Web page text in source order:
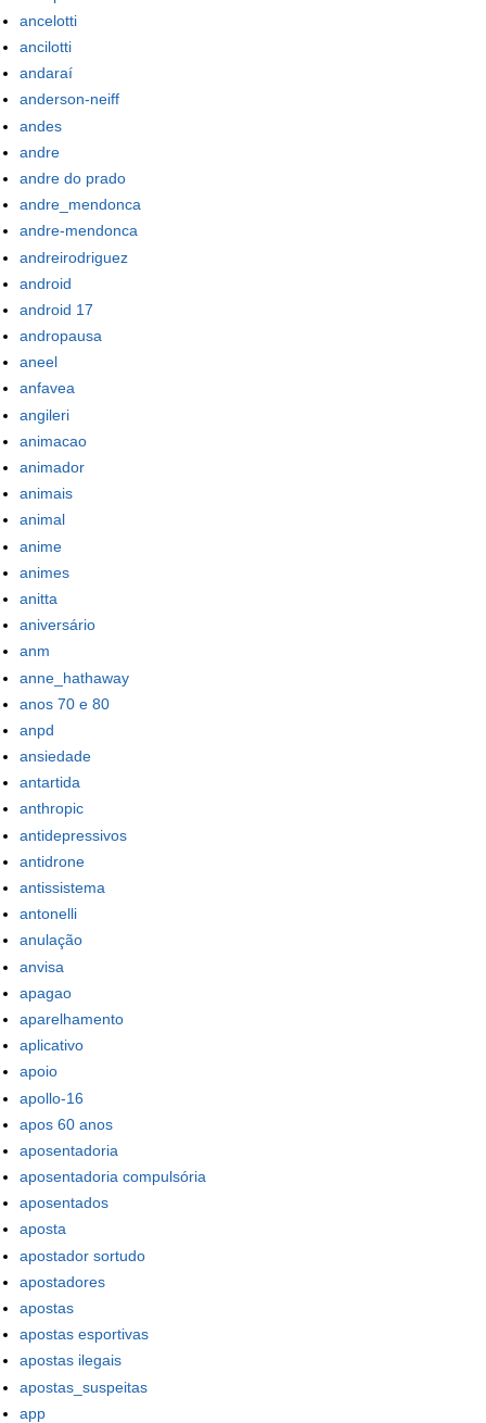
ancelotti
ancilotti
andaraí
anderson-neiff
andes
andre
andre do prado
andre_mendonca
andre-mendonca
andreirodriguez
android
android 17
andropausa
aneel
anfavea
angileri
animacao
animador
animais
animal
anime
animes
anitta
aniversário
anm
anne_hathaway
anos 70 e 80
anpd
ansiedade
antartida
anthropic
antidepressivos
antidrone
antissistema
antonelli
anulação
anvisa
apagao
aparelhamento
aplicativo
apoio
apollo-16
apos 60 anos
aposentadoria
aposentadoria compulsória
aposentados
aposta
apostador sortudo
apostadores
apostas
apostas esportivas
apostas ilegais
apostas_suspeitas
app